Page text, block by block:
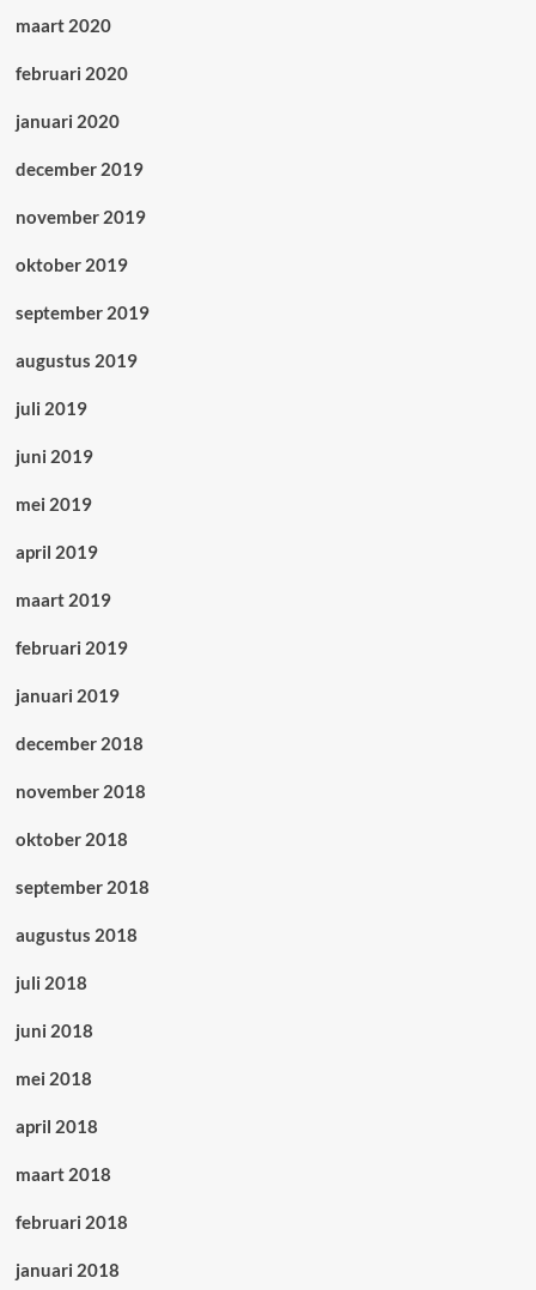
maart 2020
februari 2020
januari 2020
december 2019
november 2019
oktober 2019
september 2019
augustus 2019
juli 2019
juni 2019
mei 2019
april 2019
maart 2019
februari 2019
januari 2019
december 2018
november 2018
oktober 2018
september 2018
augustus 2018
juli 2018
juni 2018
mei 2018
april 2018
maart 2018
februari 2018
januari 2018